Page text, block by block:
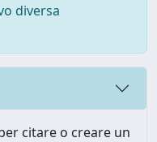
diversa
citare o creare un